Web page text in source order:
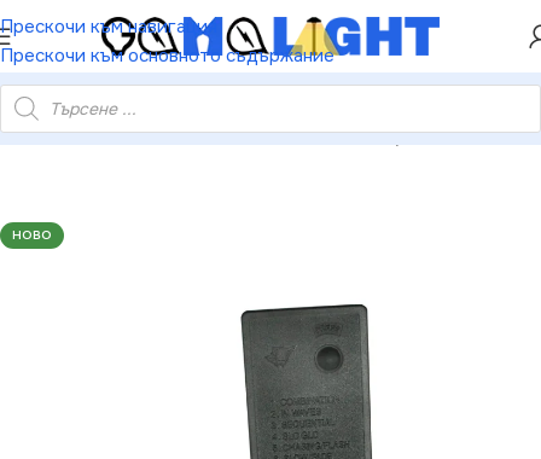
Прескочи към навигация
Прескочи към основното съдържание
НАМАЛЕНИЕ ОТ 5%
за 3-жилна микролампова лента – максимум 10м IP20 1.5 м
НОВО